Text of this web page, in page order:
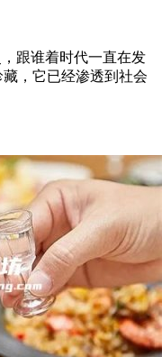
跟谁着时代一直在发
，它已经渗透到社会